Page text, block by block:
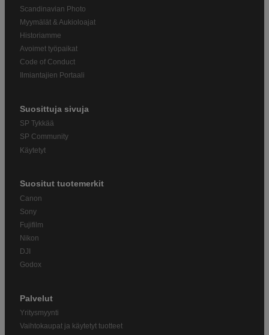
Scandinavian Photo
Myymälät & Aukioloajat
Historiamme
Avoimet työpaikat
Code of Conduct
Ilmiantajien Portaali
Suosittuja sivuja
SP Tykkää
SP Community
Käytetyt
Suositut tuotemerkit
Canon
Sony
Fujifilm
Nikon
DJI
Godox
Palvelut
Yritysmyynti
Vaihtokaupat ja käytetyt tuotteet